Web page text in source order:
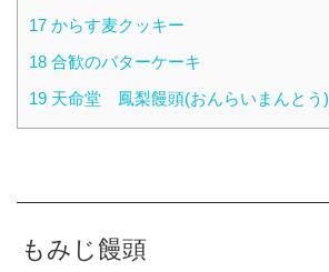
17 からす麦クッキー
18 合歓のバターケーキ
19 天命堂 鳳梨饅頭(おんらいまんとう)
もみじ饅頭